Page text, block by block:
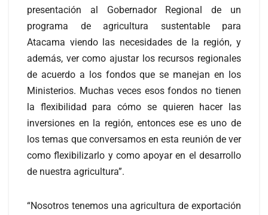
presentación al Gobernador Regional de un
programa de agricultura sustentable para
Atacama viendo las necesidades de la región, y
además, ver como ajustar los recursos regionales
de acuerdo a los fondos que se manejan en los
Ministerios. Muchas veces esos fondos no tienen
la flexibilidad para cómo se quieren hacer las
inversiones en la región, entonces ese es uno de
los temas que conversamos en esta reunión de ver
como flexibilizarlo y como apoyar en el desarrollo
de nuestra agricultura”.
“Nosotros tenemos una agricultura de exportación